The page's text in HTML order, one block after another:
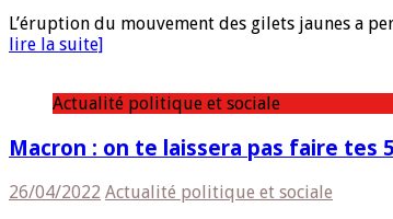
L’éruption du mouvement des gilets jaunes a
lire la suite]
Actualité politique et sociale
Macron : on te laissera pas faire tes
26/04/2022 Actualité politique et sociale